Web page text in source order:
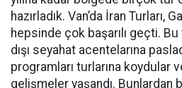
hazırladık. Van’da İran Turları,
hepsinde çok başarılı geçti.
dışı seyahat acentelarına
programları turlarına koydular
gelişmeler yaşandı. Bunlardan